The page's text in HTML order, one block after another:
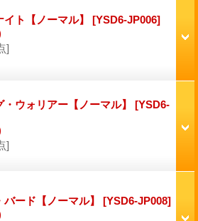
イト【ノーマル】 [YSD6-JP006]
]
・ウォリアー【ノーマル】 [YSD6-
]
バード【ノーマル】 [YSD6-JP008]